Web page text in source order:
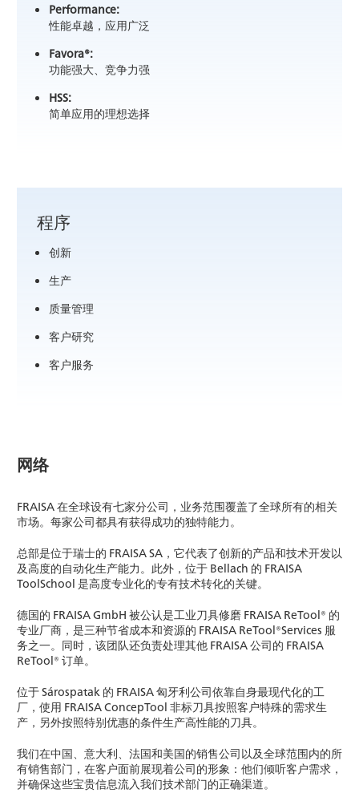
Performance:
性能卓越，应用广泛
Favora®:
功能强大、竞争力强
HSS:
简单应用的理想选择
程序
创新
生产
质量管理
客户研究
客户服务
网络
FRAISA 在全球设有七家分公司，业务范围覆盖了全球所有的相关
市场。每家公司都具有获得成功的独特能力。
总部是位于瑞士的 FRAISA SA，它代表了创新的产品和技术开发以
及高度的自动化生产能力。此外，位于 Bellach 的 FRAISA
ToolSchool 是高度专业化的专有技术转化的关键。
德国的 FRAISA GmbH 被公认是工业刀具修磨 FRAISA ReTool® 的
专业厂商，是三种节省成本和资源的 FRAISA ReTool®Services 服
务之一。同时，该团队还负责处理其他 FRAISA 公司的 FRAISA
ReTool® 订单。
位于 Sárospatak 的 FRAISA 匈牙利公司依靠自身最现代化的工
厂，使用 FRAISA ConcepTool 非标刀具按照客户特殊的需求生
产，另外按照特别优惠的条件生产高性能的刀具。
我们在中国、意大利、法国和美国的销售公司以及全球范围内的所
有销售部门，在客户面前展现着公司的形象：他们倾听客户需求，
并确保这些宝贵信息流入我们技术部门的正确渠道。